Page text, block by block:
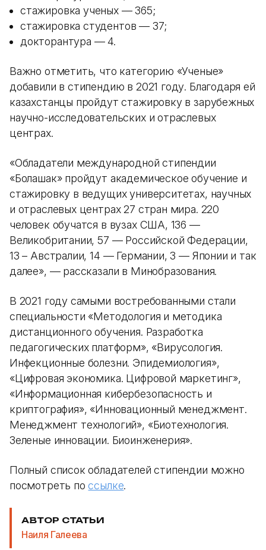
стажировка ученых — 365;
стажировка студентов — 37;
докторантура — 4.
Важно отметить, что категорию «Ученые»
добавили в стипендию в 2021 году. Благодаря ей
казахстанцы пройдут стажировку в зарубежных
научно-исследовательских и отраслевых
центрах.
«Обладатели международной стипендии
«Болашак» пройдут академическое обучение и
стажировку в ведущих университетах, научных
и отраслевых центрах 27 стран мира. 220
человек обучатся в вузах США, 136 —
Великобритании, 57 — Российской Федерации,
13 – Австралии, 14 — Германии, 3 — Японии и так
далее», — рассказали в Минобразования.
В 2021 году самыми востребованными стали
специальности «Методология и методика
дистанционного обучения. Разработка
педагогических платформ», «Вирусология.
Инфекционные болезни. Эпидемиология»,
«Цифровая экономика. Цифровой маркетинг»,
«Информационная кибербезопасность и
криптография», «Инновационный менеджмент.
Менеджмент технологий», «Биотехнология.
Зеленые инновации. Биоинженерия».
Полный список обладателей стипендии можно
посмотреть поссылке.
АВТОР СТАТЬИ
Наиля Галеева